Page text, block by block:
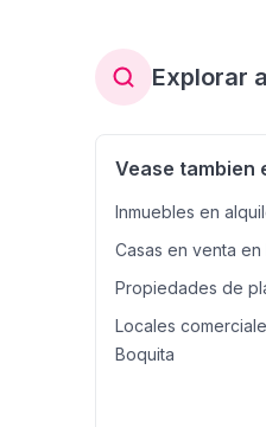
Explorar
Vease tambien
Inmuebles en
Casas en venta en
Propiedades de
Locales
Boquita